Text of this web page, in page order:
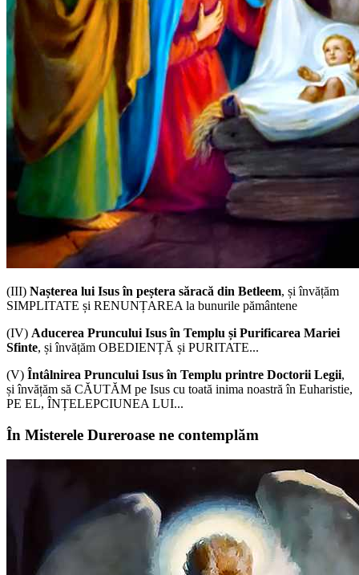
(III) Nașterea lui Isus în peștera săracă din Betleem, și învățăm
SIMPLITATE și RENUNȚAREA la bunurile pământene
(IV) Aducerea Pruncului Isus în Templu și Purificarea Mariei
Sfinte, și învățăm OBEDIENȚĂ și PURITATE...
(V) Întâlnirea Pruncului Isus în Templu printre Doctorii Legii,
și învățăm să CĂUTĂM pe Isus cu toată inima noastră în Euharistie,
PE EL, ÎNȚELEPCIUNEA LUI...
În Misterele Dureroase ne contemplăm